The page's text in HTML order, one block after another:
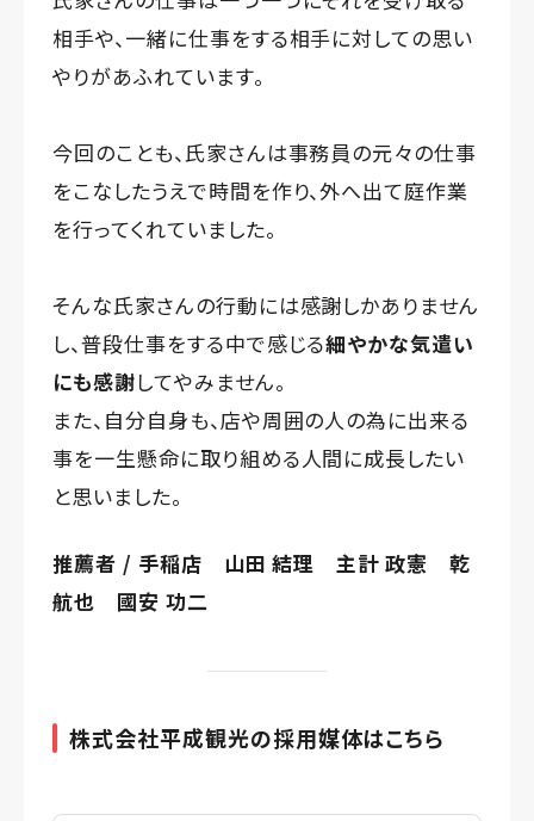
相手や、一緒に仕事をする相手に対しての思い
やりがあふれています。
今回のことも、氏家さんは事務員の元々の仕事
をこなしたうえで時間を作り、外へ出て庭作業
を行ってくれていました。
そんな氏家さんの行動には感謝しかありません
し、普段仕事をする中で感じる細やかな気遣い
にも感謝してやみません。
また、自分自身も、店や周囲の人の為に出来る
事を一生懸命に取り組める人間に成長したい
と思いました。
推薦者 / 手稲店 山田 結理 主計 政憲 乾
航也 國安 功二
株式会社平成観光の採用媒体はこちら